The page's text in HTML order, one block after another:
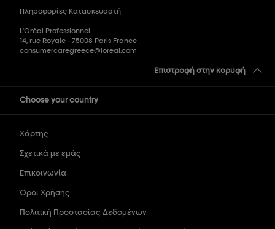
Πληροφορίες Κατασκευαστή
L'Oréal Professionnel
14, rue Royale - 75008 Paris France
consumercaregreece@loreal.com
Επιστροφή στην κορυφή
Choose your country
Χάρτης
Σχετικά με εμάς
Επικοινωνία
Όροι Χρήσης
Πολιτική Προστασίας Δεδομένων